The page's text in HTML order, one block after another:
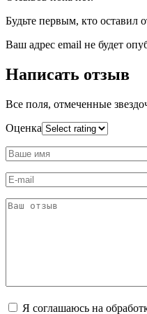
Будьте первым, кто оставил
Ваш адрес email не будет
Написать отзыв
Все поля, отмеченные
Оценка
Я соглашаюсь на